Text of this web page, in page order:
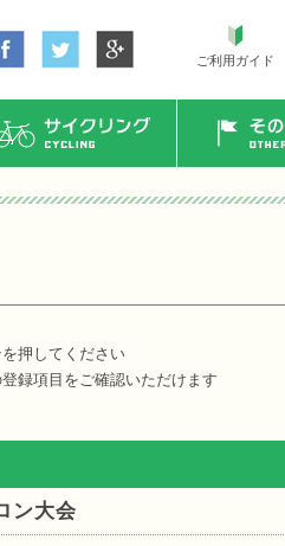
ご利用ガイド
サイクリング その他
押してください
録項目をご確認いただけます
ン大会